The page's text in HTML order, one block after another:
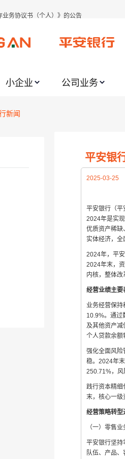
属业务风险提示的通知
范的提示
险防范的提示
平安银行数字信用卡的公告
小企业 公司业务
新闻
平安银
2025-03-25
平安银行（平
2024年是实
优质资产稀缺
实体经济，全
2024年，平
2024年末，
内核，整体
经营业绩主要
业务经营保持
10.9%。通过
及其他资产减
个人贷款余额
强化全面风险
稳。2024年
250.71%，风
践行资本精细
末，核心一级
经营策略转型
（一）零售业
平安银行坚持
队伍、产品